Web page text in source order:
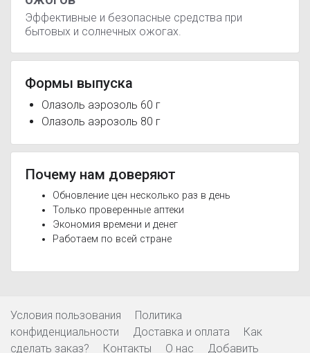
Эффективные и безопасные средства при
бытовых и солнечных ожогах.
Формы выпуска
Олазоль аэрозоль 60 г
Олазоль аэрозоль 80 г
Почему нам доверяют
Обновление цен несколько раз в день
Только проверенные аптеки
Экономия времени и денег
Работаем по всей стране
Условия пользования
Политика
конфиденциальности
Доставка и оплата
Как
сделать заказ?
Контакты О нас Добавить